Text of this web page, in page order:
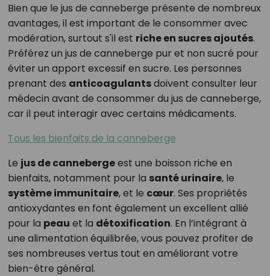
Bien que le jus de canneberge présente de nombreux
avantages, il est important de le consommer avec
modération, surtout s'il est riche en sucres ajoutés.
Préférez un jus de canneberge pur et non sucré pour
éviter un apport excessif en sucre. Les personnes
prenant des anticoagulantsdoivent consulter leur
médecin avant de consommer du jus de canneberge,
car il peut interagir avec certains médicaments.
Tous les bienfaits de la canneberge
Le jus de cannebergeest une boisson riche en
bienfaits, notamment pour la santé urinaire, le
système immunitaire, et le cœur. Ses propriétés
antioxydantes en font également un excellent allié
pour la peau et la détoxification. En l’intégrant à
une alimentation équilibrée, vous pouvez profiter de
ses nombreuses vertus tout en améliorant votre
bien-être général.